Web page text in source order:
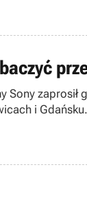
Sony
i Gdańsku.